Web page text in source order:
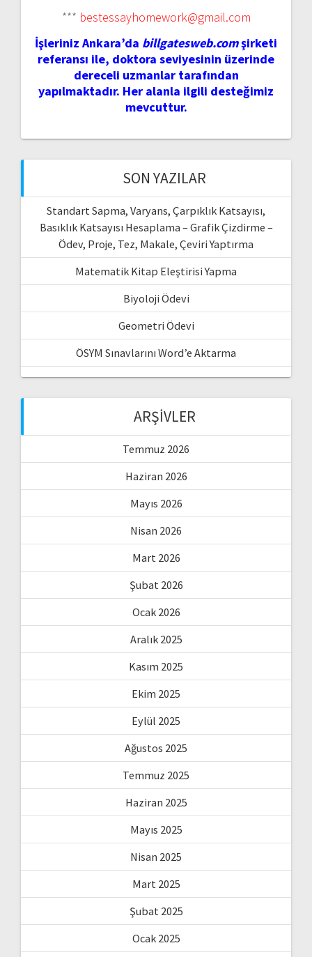
*** bestessayhomework@gmail.com
İşleriniz Ankara’da billgatesweb.comşirketi
referansı ile, doktora seviyesinin üzerinde
dereceli uzmanlar tarafından
yapılmaktadır. Her alanla ilgili desteğimiz
mevcuttur.
SON YAZILAR
Standart Sapma, Varyans, Çarpıklık Katsayısı,
Basıklık Katsayısı Hesaplama – Grafik Çizdirme –
Ödev, Proje, Tez, Makale, Çeviri Yaptırma
Matematik Kitap Eleştirisi Yapma
Biyoloji Ödevi
Geometri Ödevi
ÖSYM Sınavlarını Word’e Aktarma
ARŞIVLER
Temmuz 2026
Haziran 2026
Mayıs 2026
Nisan 2026
Mart 2026
Şubat 2026
Ocak 2026
Aralık 2025
Kasım 2025
Ekim 2025
Eylül 2025
Ağustos 2025
Temmuz 2025
Haziran 2025
Mayıs 2025
Nisan 2025
Mart 2025
Şubat 2025
Ocak 2025